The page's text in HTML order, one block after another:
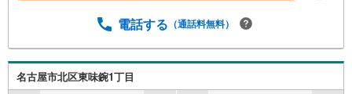
事前にご予約頂きましたら営業時間外でのご内覧もご対応
動産業者間で不動産情報が共有されているので、名古屋市
全域や、その他隣接エリアでもご内覧が可能です！ 【大曽
根営業所】○地下鉄名城線、JR中央線「大曽根」駅徒歩1分
電話する （通話料無料）
名古屋市北区東味鋺1丁目